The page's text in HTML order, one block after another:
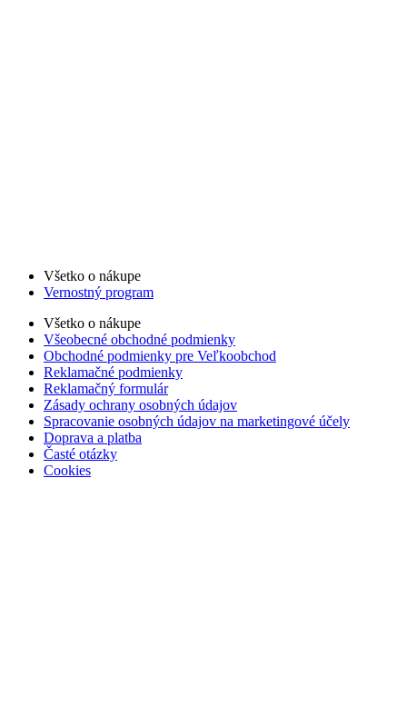
Všetko o nákupe
Vernostný program
Všetko o nákupe
Všeobecné obchodné podmienky
Obchodné podmienky pre Veľkoobchod
Reklamačné podmienky
Reklamačný formulár
Zásady ochrany osobných údajov
Spracovanie osobných údajov na marketingové účely
Doprava a platba
Časté otázky
Cookies